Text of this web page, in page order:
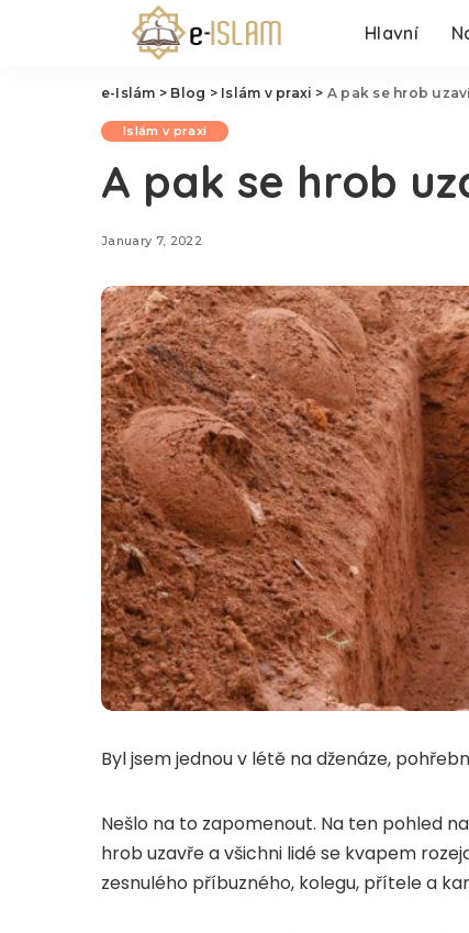
Hlavní
e-Islám > Blog > Islám v praxi > A pak se hrob
Islám v praxi
A pak se hrob
January 7, 2022
Byl jsem jednou v létě na dženáze,
Nešlo na to zapomenout. Na ten pohled
hrob uzavře a všichni lidé se kvapem
zesnulého příbuzného, kolegu, přítele a